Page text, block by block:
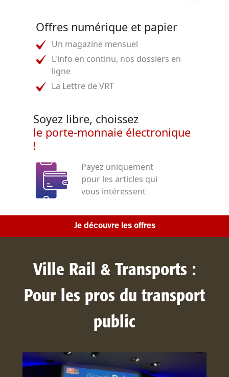
Offres numérique et papier
Un magazine mensuel
L'info en continu, nos dossiers en
ligne
La Lettre de VRT
Soyez libre, choissez
le porte-monnaie électronique
!
Payez uniquement
pour les articles qui
vous intéressent
Je découvre les offres
Ville Rail & Transports :
Pour les pros du transport
public